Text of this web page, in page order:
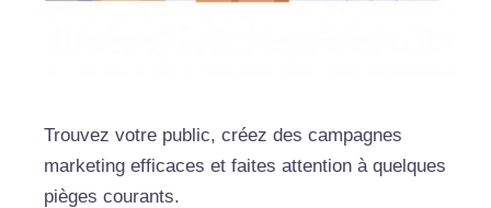
Trouvez votre public, créez des campagnes
marketing efficaces et faites attention à quelques
pièges courants.